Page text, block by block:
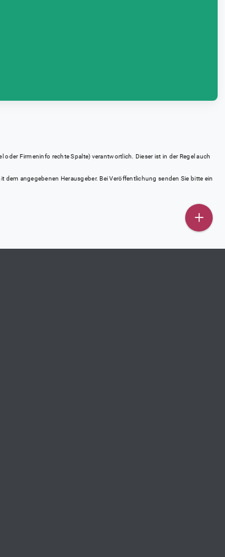
Firmeninfo rechte Spalte) verantwortlich. Dieser ist in der Regel auch
angegebenen Herausgeber. Bei Veröffentlichung senden Sie bitte ein